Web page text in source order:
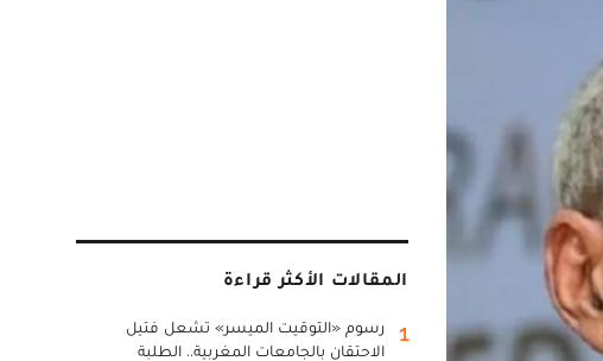
المقالات الأكثر قراءة
1
رسوم «التوقيت الميسر» تشعل فتيل
الاحتقان بالجامعات المغربية.. الطلبة